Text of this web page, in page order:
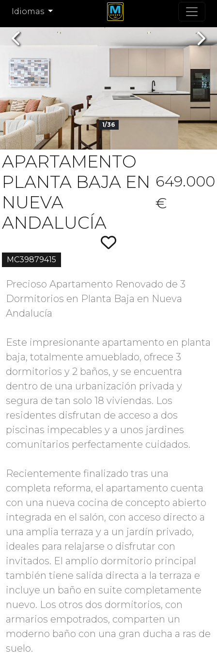
Idiomas
1/36
Previous
MC39879415
APARTAMENTO
PLANTA BAJA EN
NUEVA
ANDALUCÍA
649.000
€
Precioso Apartamento Renovado de 3
Dormitorios en Planta Baja en Nueva
Andalucía
Este impresionante apartamento en planta
baja, totalmente amueblado, ofrece 3
dormitorios y 2 baños, y se encuentra
dentro de una urbanización privada y
segura de tan solo 18 viviendas. Los
residentes disfrutan de acceso a dos
piscinas impecables y a unos jardines
comunitarios perfectamente cuidados.
Recientemente finalizado tras una
completa reforma, el apartamento cuenta
con una nueva cocina de concepto abierto
integrada en el salón, con acceso directo a
una amplia terraza y a un jardín privado,
ideales para relajarse o disfrutar con
invitados. El amplio dormitorio principal
también tiene salida directa a la terraza e
incluye un baño en suite completamente
nuevo. Los otros dos dormitorios, con
armarios empotrados, comparten un
moderno baño con una gran ducha a ras de
suelo.